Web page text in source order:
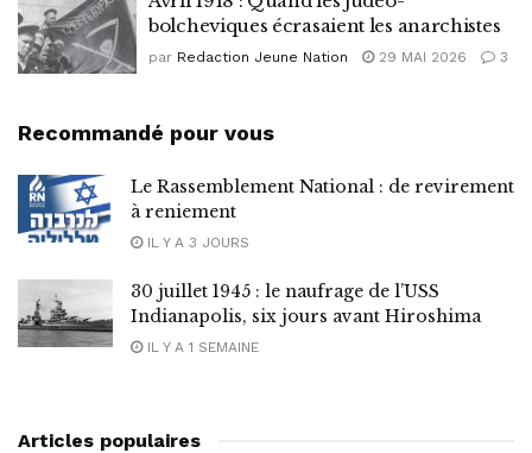
bolcheviques écrasaient les anarchistes
par Redaction Jeune Nation 29 MAI 2026 3
Recommandé pour vous
Le Rassemblement National : de revirement
à reniement
IL Y A 3 JOURS
30 juillet 1945 : le naufrage de l’USS
Indianapolis, six jours avant Hiroshima
IL Y A 1 SEMAINE
Articles populaires